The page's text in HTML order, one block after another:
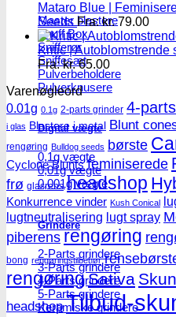
Master blastere
Snuff Box
Snifferør
Sniffesæt
Pulverbeholdere
Pulverknusere
Digital vægte
0,1g vægte
0,01g vægte
0,001g vægte
Grindere
2-Parts grindere
3-Parts grindere
4-Parts grindere
5-Parts grindere
Keramiske grindere
Mataro Blue |
Seeds Fra:kr.79.00
Kritic | Autoblomstrende
Fra:kr.65.00
Varenøgleord
0.01g 0.1g 2-parts grinder 4-
i glas Blastere i metal Blunt
rengøring Bulldog seeds børste
Cyclone Blunts feminiserede
frø glasrens headshop
Konkurrence vinder Kush Conical
lugtneutralisering lugt spray
piberens rengøring
bong rengøringstilbehør
rengøringSativa
headshop Tilbud-